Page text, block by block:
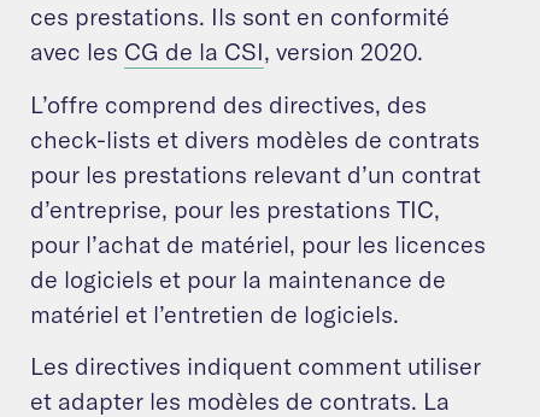
ces prestations. Ils sont en conformité
avec les CG de la CSI, version 2020.
L’offre comprend des directives, des
check-lists et divers modèles de contrats
pour les prestations relevant d’un contrat
d’entreprise, pour les prestations TIC,
pour l’achat de matériel, pour les licences
de logiciels et pour la maintenance de
matériel et l’entretien de logiciels.
Les directives indiquent comment utiliser
et adapter les modèles de contrats. La